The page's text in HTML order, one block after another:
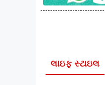
લાઇફ સ્ટાઇલ